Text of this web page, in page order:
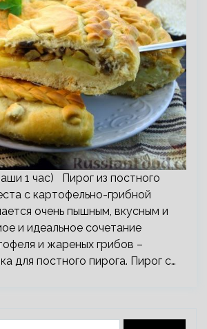
1 час) Пирог из постного
с картофельно-грибной
очень пышным, вкусным и
и идеальное сочетание
и жареных грибов –
для постного пирога. Пирог с…